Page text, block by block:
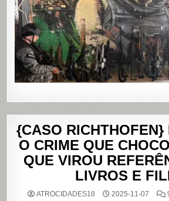
{CASO RICHTHOFEN}
O CRIME QUE
QUE VIROU
LIVROS E
ATROCIDADES18 2025-11-07